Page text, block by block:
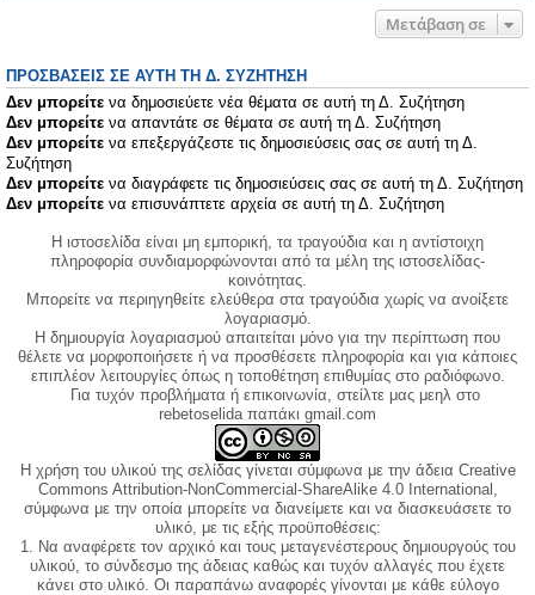
Μετάβαση σε
ΠΡΟΣΒΆΣΕΙΣ ΣΕ ΑΥΤΉ ΤΗ Δ. ΣΥΖΉΤΗΣΗ
Δεν μπορείτε να δημοσιεύετε νέα θέματα σε αυτή τη Δ. Συζήτηση
Δεν μπορείτε να απαντάτε σε θέματα σε αυτή τη Δ. Συζήτηση
Δεν μπορείτε να επεξεργάζεστε τις δημοσιεύσεις σας σε αυτή τη Δ.
Συζήτηση
Δεν μπορείτε να διαγράφετε τις δημοσιεύσεις σας σε αυτή τη Δ. Συζήτηση
Δεν μπορείτε να επισυνάπτετε αρχεία σε αυτή τη Δ. Συζήτηση
Η ιστοσελίδα είναι μη εμπορική, τα τραγούδια και η αντίστοιχη
πληροφορία συνδιαμορφώνονται από τα μέλη της ιστοσελίδας-
κοινότητας.
Μπορείτε να περιηγηθείτε ελεύθερα στα τραγούδια χωρίς να ανοίξετε
λογαριασμό.
Η δημιουργία λογαριασμού απαιτείται μόνο για την περίπτωση που
θέλετε να μορφοποιήσετε ή να προσθέσετε πληροφορία και για κάποιες
επιπλέον λειτουργίες όπως η τοποθέτηση επιθυμίας στο ραδιόφωνο.
Για τυχόν προβλήματα ή επικοινωνία, στείλτε μας μεηλ στο
rebetoselida παπάκι gmail.com
Η χρήση του υλικού της σελίδας γίνεται σύμφωνα με την άδεια Creative
Commons Attribution-NonCommercial-ShareAlike 4.0 International,
σύμφωνα με την οποία μπορείτε να διανείμετε και να διασκευάσετε το
υλικό, με τις εξής προϋποθέσεις:
1. Να αναφέρετε τον αρχικό και τους μεταγενέστερους δημιουργούς του
υλικού, το σύνδεσμο της άδειας καθώς και τυχόν αλλαγές που έχετε
κάνει στο υλικό. Οι παραπάνω αναφορές γίνονται με κάθε εύλογο